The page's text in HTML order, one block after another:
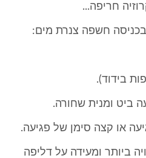
חריפה...
ביותר ומעידה על דליפה